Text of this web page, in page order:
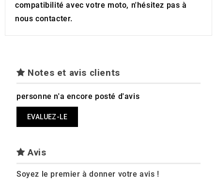
compatibilité avec votre moto, n'hésitez pas à
nous contacter.
Notes et avis clients
personne n'a encore posté d'avis
EVALUEZ-LE
Avis
Soyez le premier à donner votre avis !